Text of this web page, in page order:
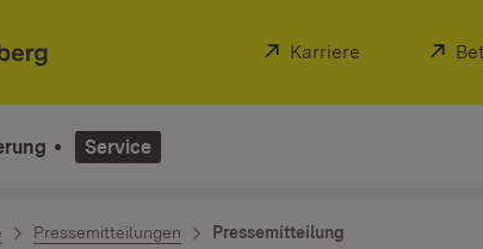
Extern:
Karriere (Öffnet in
Service
Pressemitteilungen Pressemitteilung